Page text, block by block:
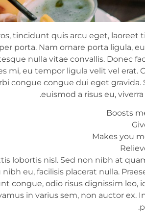
tincidunt quis arcu eget, laoreet
porta. Nam ornare porta ligula,
nulla vitae convallis. Donec
mi, eu tempor ligula velit vel erat.
congue congue dui eget gravida.
euismod a risus eu,
Boosts
Makes you
lobortis nisl. Sed non nibh at
eu, facilisis placerat nulla.
congue, odio risus dignissim leo,
in varius sem, non auctor ex.